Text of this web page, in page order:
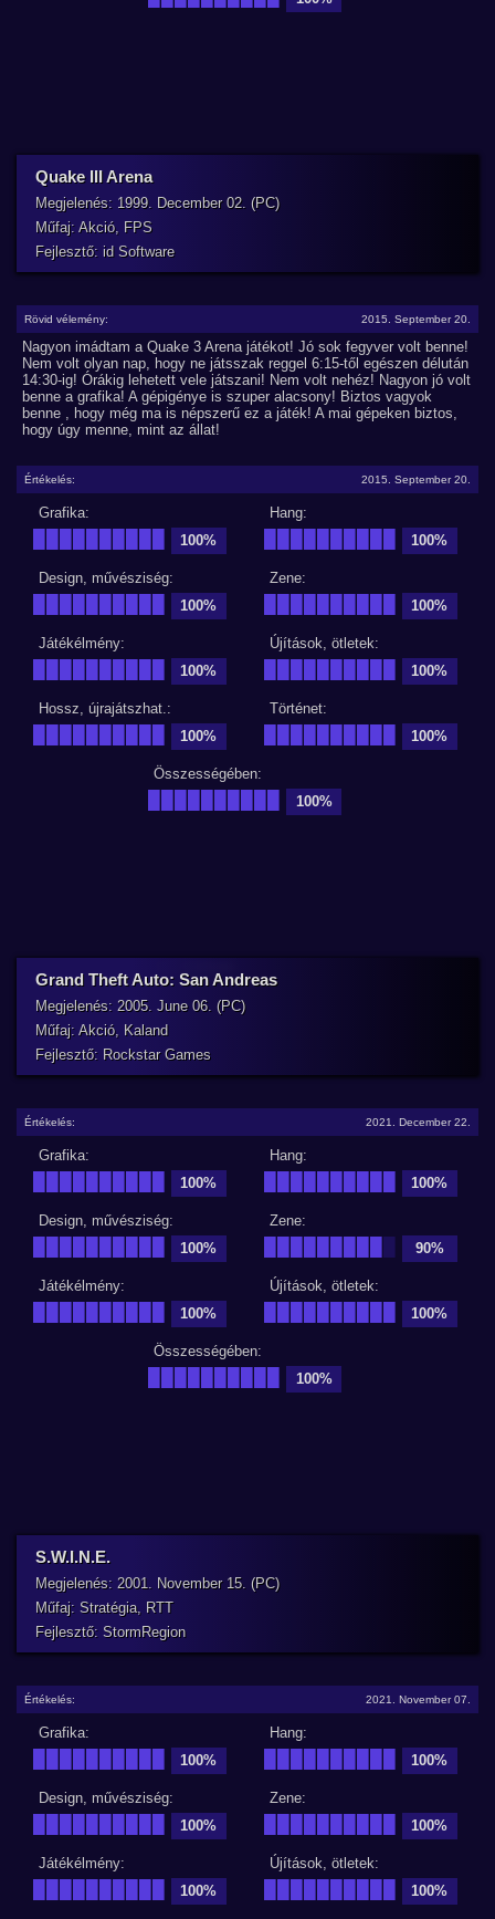
Quake III Arena
Megjelenés: 1999. December 02. (PC)
Műfaj: Akció, FPS
Fejlesztő: id Software
Rövid vélemény: 2015. September 20.
Nagyon imádtam a Quake 3 Arena játékot! Jó sok fegyver volt benne!
Nem volt olyan nap, hogy ne játsszak reggel 6:15-től egészen délután
14:30-ig! Órákig lehetett vele játszani! Nem volt nehéz! Nagyon jó volt
benne a grafika! A gépigénye is szuper alacsony! Biztos vagyok
benne , hogy még ma is népszerű ez a játék! A mai gépeken biztos,
hogy úgy menne, mint az állat!
Értékelés: 2015. September 20.
Grafika:
100%
Hang:
100%
Design, művésziség:
100%
Zene:
100%
Játékélmény:
100%
Újítások, ötletek:
100%
Hossz, újrajátszhat.:
100%
Történet:
100%
Összességében:
100%
Grand Theft Auto: San Andreas
Megjelenés: 2005. June 06. (PC)
Műfaj: Akció, Kaland
Fejlesztő: Rockstar Games
Értékelés: 2021. December 22.
Grafika:
100%
Hang:
100%
Design, művésziség:
100%
Zene:
90%
Játékélmény:
100%
Újítások, ötletek:
100%
Összességében:
100%
S.W.I.N.E.
Megjelenés: 2001. November 15. (PC)
Műfaj: Stratégia, RTT
Fejlesztő: StormRegion
Értékelés: 2021. November 07.
Grafika:
100%
Hang:
100%
Design, művésziség:
100%
Zene:
100%
Játékélmény:
100%
Újítások, ötletek:
100%